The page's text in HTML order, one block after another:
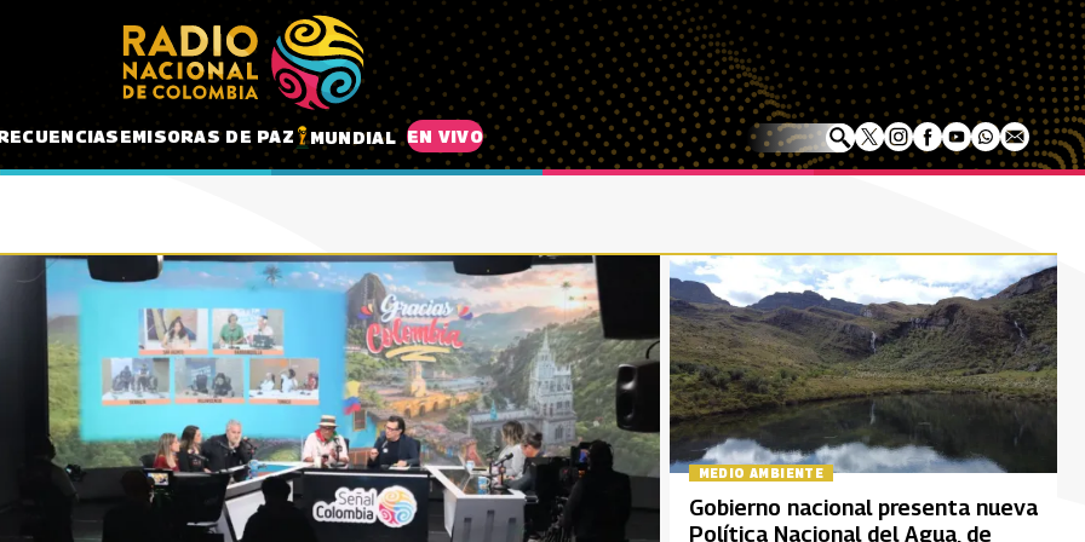
EMISORAS DE PAZ MUNDIAL EN VIVO
MEDIO AMBIENTE
Gobierno nacional presenta nueva
Política Nacional del Agua, de